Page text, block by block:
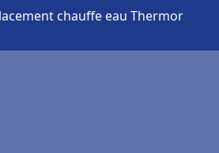
chauffe eau Thermor